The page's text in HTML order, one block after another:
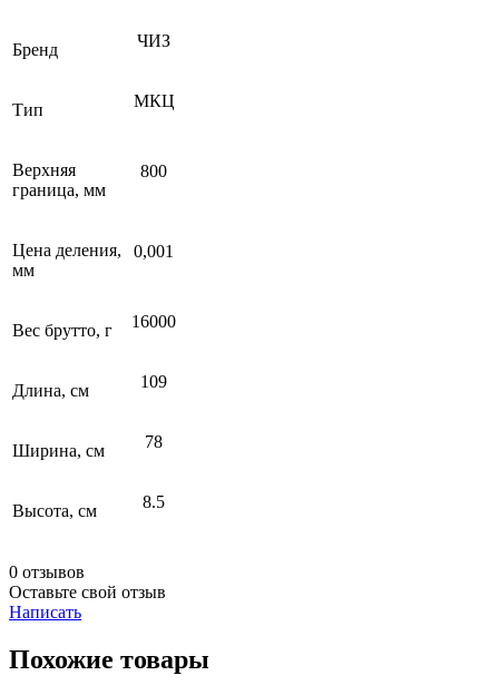
Бренд ЧИЗ
Тип МКЦ
Верхняя
граница, мм
800
Цена деления,
мм
0,001
Вес брутто, г 16000
Длина, см 109
Ширина, см 78
Высота, см 8.5
0 отзывов
Оставьте свой отзыв
Написать
Похожие товары